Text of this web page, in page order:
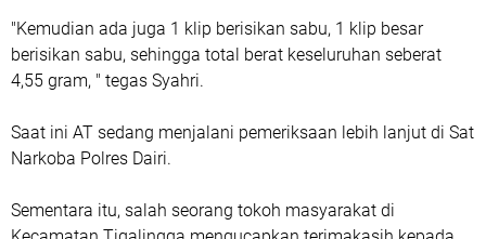
"Kemudian ada juga 1 klip berisikan sabu, 1 klip besar
berisikan sabu, sehingga total berat keseluruhan seberat
4,55 gram, " tegas Syahri.
Saat ini AT sedang menjalani pemeriksaan lebih lanjut di Sat
Narkoba Polres Dairi.
Sementara itu, salah seorang tokoh masyarakat di